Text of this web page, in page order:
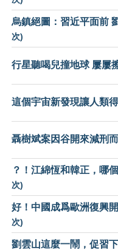
烏鎮絕圖：習近平面前
次)
行星聽喝兒撞地球 屢屢
這個宇宙新發現讓人類
聶樹斌案因谷開來減刑
？！江綿恆和韓正，哪
次)
好！中國成爲歐洲復興
次)
劉雲山這麼一鬧，促習